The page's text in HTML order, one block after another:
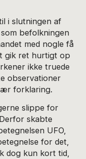
i slutningen af
befolkningen
med nogle få
gik ret hurtigt op
ikke truede
observationer
forklaring.
slippe for
skabte
UFO,
for det,
dog kun kort tid,